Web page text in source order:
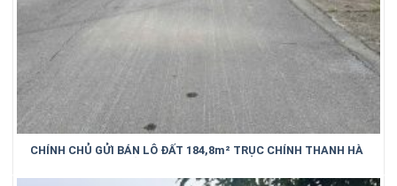
CHÍNH CHỦ GỬI BÁN LÔ ĐẤT 184,8m² TRỤC CHÍNH THANH HÀ